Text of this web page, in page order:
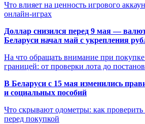
Что влияет на ценность игрового
онлайн-играх
Доллар снизился перед 9 мая —
Беларуси начал май с укрепления
На что обращать внимание при покупке
границей: от проверки лота до
В Беларуси с 15 мая изменились
и социальных пособий
Что скрывают одометры: как
перед покупкой